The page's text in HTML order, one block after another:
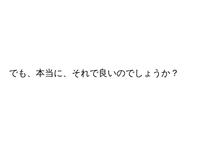
でも、本当に、それで良いのでしょうか？